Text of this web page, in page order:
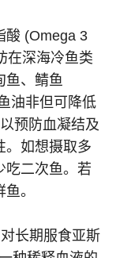
酸 (Omega 3
在深海冷鱼类
鱼、鲭鱼
油非但可降低
预防血凝结及
。如想摄取多
吃二次鱼。若
。
长期服食亚斯